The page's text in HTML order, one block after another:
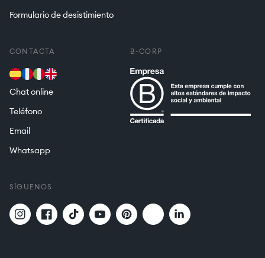
Formulario de desistimiento
CONTACTA
Chat online
Teléfono
Email
Whatsapp
B-CORP
SÍGUENOS
InstagramFacebookTikTok YouTubePinterest Twitter Translation